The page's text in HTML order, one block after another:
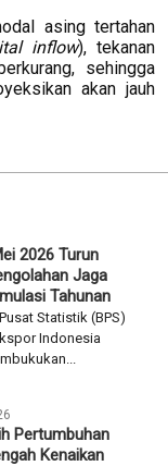
asing tertahan
inflow), tekanan
sehingga
akan jauh
2026 Turun
Jaga
Tahunan
Statistik (BPS)
Indonesia
Pertumbuhan
Kenaikan